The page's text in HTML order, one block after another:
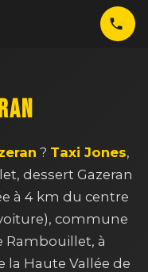
? Taxi Jones,
dessert Gazeran
à 4 km du centre
commune
à
Haute Vallée de